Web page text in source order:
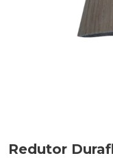
Redutor